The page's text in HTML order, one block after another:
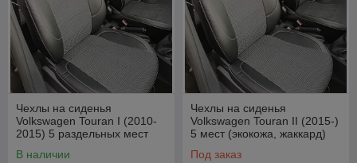
Чехлы на сиденья
Volkswagen Touran I (2010-
2015) 5 раздельных мест
В наличии
Чехлы на сиденья
Volkswagen Touran II (2015-)
5 мест (экокожа, жаккард)
Под заказ